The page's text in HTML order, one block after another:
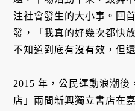
注社會發生的大小事。回
發，「我真的好幾次都快
不知道到底有沒有效，但
2015 年，公民運動浪潮後
店」兩間新興獨立書店在